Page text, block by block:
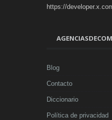
https://
Blog
Contacto
Diccionario
Política de privacidad